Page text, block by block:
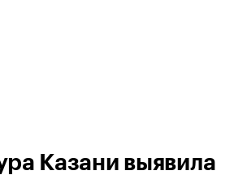
Казани выявила